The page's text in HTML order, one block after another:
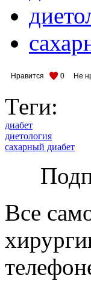
Нравится 0 Не
Теги:
диабет
диетология
сахарный диабет
Все